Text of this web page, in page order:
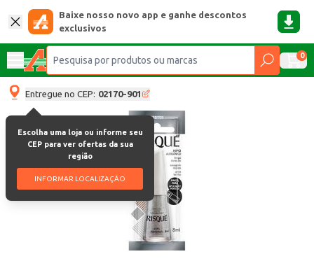
Baixe nosso novo app e ganhe descontos
exclusivos
0
Entregue no CEP: 02170-901
Escolha uma loja ou informe seu
CEP para ver ofertas da sua
região
INFORMAR LOCALIZAÇÃO